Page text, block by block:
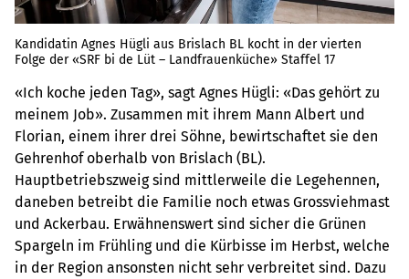
Kandidatin Agnes Hügli aus Brislach BL kocht in der vierten
Folge der «SRF bi de Lüt – Landfrauenküche» Staffel 17
«Ich koche jeden Tag», sagt Agnes Hügli: «Das gehört zu
meinem Job». Zusammen mit ihrem Mann Albert und
Florian, einem ihrer drei Söhne, bewirtschaftet sie den
Gehrenhof oberhalb von Brislach (BL).
Hauptbetriebszweig sind mittlerweile die Legehennen,
daneben betreibt die Familie noch etwas Grossviehmast
und Ackerbau. Erwähnenswert sind sicher die Grünen
Spargeln im Frühling und die Kürbisse im Herbst, welche
in der Region ansonsten nicht sehr verbreitet sind. Dazu